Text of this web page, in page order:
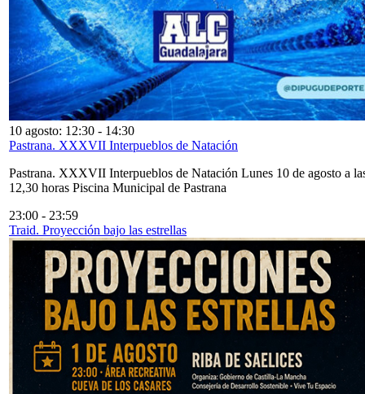
10 agosto: 12:30 - 14:30
Pastrana. XXXVII Interpueblos de Natación
Pastrana. XXXVII Interpueblos de Natación Lunes 10 de agosto a
12,30 horas Piscina Municipal de Pastrana
23:00 - 23:59
Traid. Proyección bajo las estrellas